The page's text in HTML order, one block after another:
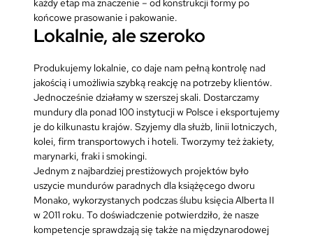
każdy etap ma znaczenie – od konstrukcji formy po
końcowe prasowanie i pakowanie.
Lokalnie, ale szeroko
Produkujemy lokalnie, co daje nam pełną kontrolę nad
jakością i umożliwia szybką reakcję na potrzeby klientów.
Jednocześnie działamy w szerszej skali. Dostarczamy
mundury dla ponad 100 instytucji w Polsce i eksportujemy
je do kilkunastu krajów. Szyjemy dla służb, linii lotniczych,
kolei, firm transportowych i hoteli. Tworzymy też żakiety,
marynarki, fraki i smokingi.
Jednym z najbardziej prestiżowych projektów było
uszycie mundurów paradnych dla książęcego dworu
Monako, wykorzystanych podczas ślubu księcia Alberta II
w 2011 roku. To doświadczenie potwierdziło, że nasze
kompetencje sprawdzają się także na międzynarodowej